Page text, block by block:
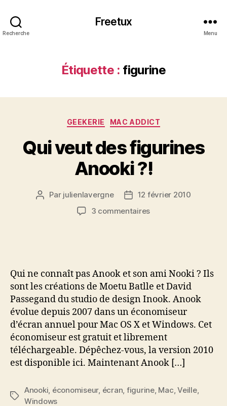
Recherche
Freetux
Menu
Étiquette : figurine
Catégories
GEEKERIE MAC ADDICT
Qui veut des figurines
Anooki ?!
Auteur
Par julienlavergne
Date12 février 2010
3 commentairessur
?!
Qui ne connaît pas Anook et son ami Nooki ? Ils
sont les créations de Moetu Batlle et David
Passegand du studio de design Inook. Anook
évolue depuis 2007 dans un économiseur
d’écran annuel pour Mac OS X et Windows. Cet
économiseur est gratuit et librement
téléchargeable. Dépêchez-vous, la version 2010
est disponible ici. Maintenant Anook […]
Étiquettes
Anooki économiseur, écran figurine, Mac ,Veille,
Windows